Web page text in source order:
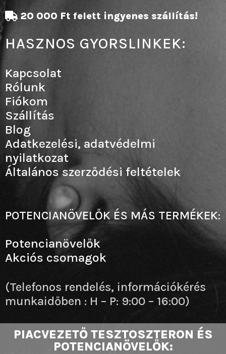
PIACVEZETŐ TESZTOSZTERON ÉS
POTENCIANÖVELŐK:
20 000 Ft felett ingyenes szállítás!
HASZNOS GYORSLINKEK:
Kapcsolat
Rólunk
Fiókom
Szállítás
Blog
Adatkezelési, adatvédelmi
nyilatkozat
Általános szerződési feltételek
POTENCIANÖVELŐK ÉS MÁS TERMÉKEK:
Potencianövelők
Akciós csomagok
(Telefonos rendelés, információkérés
munkaidőben : H – P: 9:00 – 16:00)